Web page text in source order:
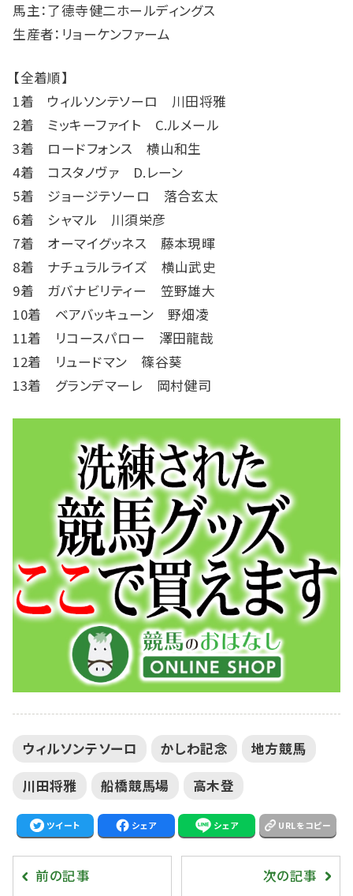
馬主：了德寺健二ホールディングス
生産者：リョーケンファーム
【全着順】
1着 ウィルソンテソーロ 川田将雅
2着 ミッキーファイト C.ルメール
3着 ロードフォンス 横山和生
4着 コスタノヴァ D.レーン
5着 ジョージテソーロ 落合玄太
6着 シャマル 川須栄彦
7着 オーマイグッネス 藤本現暉
8着 ナチュラルライズ 横山武史
9着 ガバナビリティー 笠野雄大
10着 ベアバッキューン 野畑凌
11着 リコースパロー 澤田龍哉
12着 リュードマン 篠谷葵
13着 グランデマーレ 岡村健司
ウィルソンテソーロ かしわ記念
地方競馬
川田将雅
船橋競馬場 高木登
ツイート シェア シェア URLをコピー
前の記事 次の記事